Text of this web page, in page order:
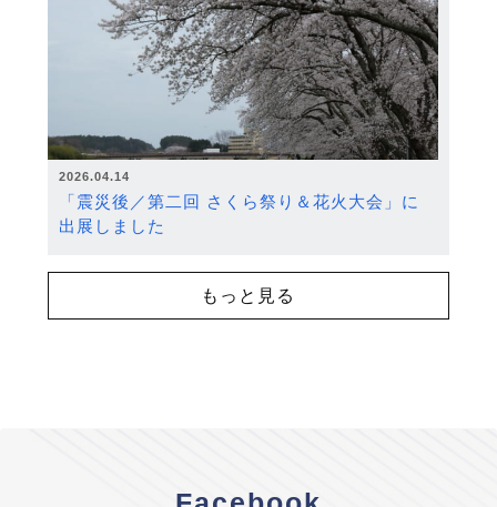
2026.04.14
「震災後／第二回 さくら祭り＆花火大会」に
出展しました
もっと見る